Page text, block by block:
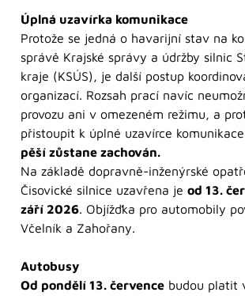
Úplná uzavírka komunikace
Protože se jedná o havarijní stav na
správě Krajské správy a údržby silnic
kraje (KSÚS), je další postup
organizací. Rozsah prací navíc
provozu ani v omezeném režimu, a
přistoupit k úplné uzavírce
pěší zůstane zachován.
Na základě dopravně-inženýrské
Čisovické silnice uzavřena je od 13.
září 2026. Objížďka pro automobily
Včelník a Zahořany.
Autobusy
Od pondělí 13. července budou platit